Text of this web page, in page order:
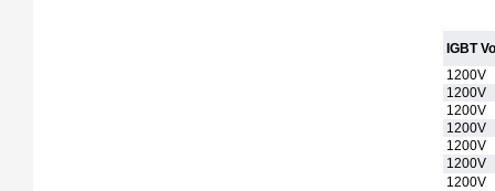
IGBT
1200V
1200V
1200V
1200V
1200V
1200V
1200V